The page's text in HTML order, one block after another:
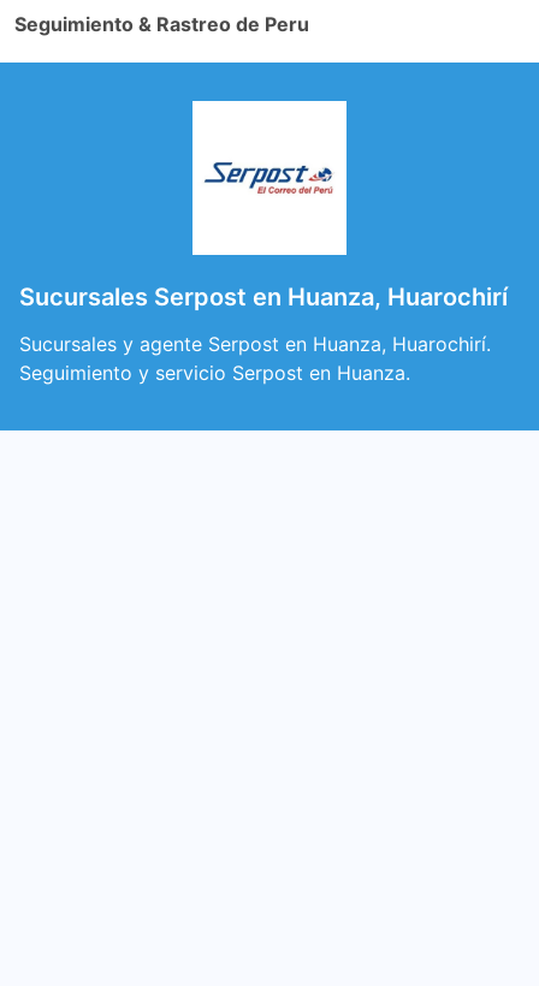
Seguimiento & Rastreo de Peru
Sucursales Serpost en Huanza, Huarochirí
Sucursales y agente Serpost en Huanza, Huarochirí.
Seguimiento y servicio Serpost en Huanza.